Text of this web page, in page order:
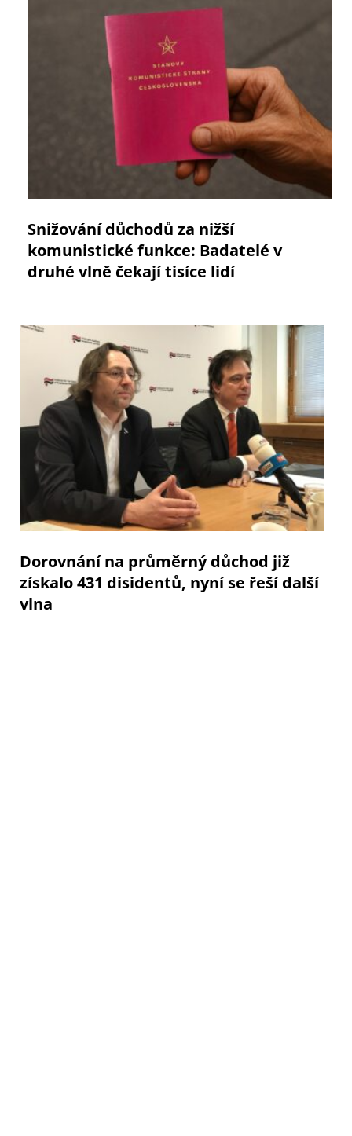
Snižování důchodů za nižší
komunistické funkce: Badatelé v
druhé vlně čekají tisíce lidí
Dorovnání na průměrný důchod již
získalo 431 disidentů, nyní se řeší další
vlna